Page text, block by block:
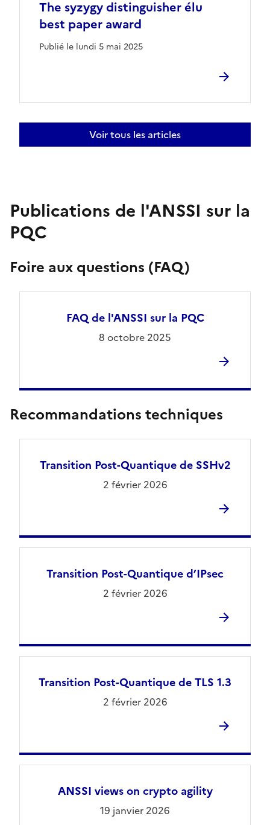
The syzygy distinguisher élu
best paper award
Publié le lundi 5 mai 2025
Voir tous les articles
Publications de l'ANSSI sur la
PQC
Foire aux questions (FAQ)
FAQ de l'ANSSI sur la PQC
8 octobre 2025
Recommandations techniques
Transition Post-Quantique de SSHv2
2 février 2026
Transition Post-Quantique d’IPsec
2 février 2026
Transition Post-Quantique de TLS 1.3
2 février 2026
ANSSI views on crypto agility
19 janvier 2026